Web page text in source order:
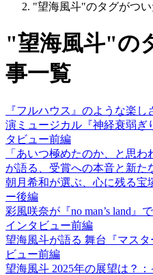
"望海風斗"のタグがつ
"望海風斗"の
事一覧
『フルハウス』のような楽
演ミュージカル『神経衰弱ぎ
タビュー前編
「あいつ極めたのか、と思
が語る、受賞への本音と新た
朝月希和が選ぶ、心に残る宝
ー後編
彩風咲奈が『no man’s land』
インタビュー前編
望海風斗が語る 舞台『マス
ビュー前編
望海風斗 2025年の展望は？